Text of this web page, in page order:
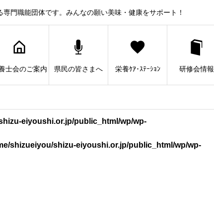
門職能団体です。みんなの願い美味・健康をサポート！
士会のご案内 県民の皆さまへ 栄養ｹｱ･ｽﾃｰｼｮﾝ 研修会情報
eiyoushi.or.jp/public_html/wp/wp-
shizueiyou/shizu-eiyoushi.or.jp/public_html/wp/wp-